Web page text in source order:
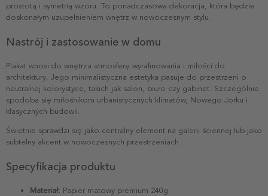
prostotą i symetrią wzoru. To ponadczasowa dekoracja, która będzie
doskonałym uzupełnieniem wnętrz w nowoczesnym stylu.
Nastrój i zastosowanie w domu
Plakat wnosi do wnętrza atmosferę wyrafinowania i miłości do
architektury. Jego minimalistyczna estetyka pasuje do przestrzeni o
neutralnej kolorystyce, takich jak salon, biuro czy gabinet. Szczególnie
spodoba się miłośnikom urbanistycznych klimatów, Nowego Jorku i
klasycznych budowli.
Świetnie sprawdzi się jako centralny element na galerii ściennej lub jako
subtelny akcent w nowoczesnych przestrzeniach.
Specyfikacja produktu
Materiał: Papier matowy premium 240g